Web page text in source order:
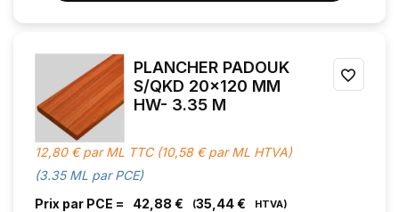
PLANCHER PADOUK
S/QKD 20x120 MM
HW- 3.35 M
12,80 € par ML TTC (10,58 € par ML HTVA)
(3.35 ML par PCE)
Prix par PCE =
42,88 € 35,44 €